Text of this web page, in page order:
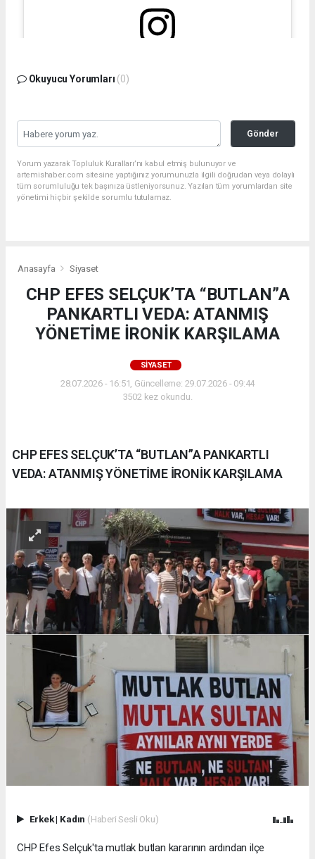
Okuyucu Yorumları (0)
Gönder
Yorum yazarak Topluluk Kuralları’nı kabul etmiş bulunuyor ve
artemishaber.com sitesine yaptığınız yorumunuzla ilgili doğrudan veya dolaylı
tüm sorumluluğu tek başınıza üstleniyorsunuz. Yazılan tüm yorumlardan site
yönetimi hiçbir şekilde sorumlu tutulamaz.
Anasayfa Siyaset
CHP EFES SELÇUK’TA “BUTLAN”A
PANKARTLI VEDA: ATANMIŞ
YÖNETİME İRONİK KARŞILAMA
SIYASET
28.07.2026 - 16:51, Güncelleme: 29.07.2026 - 09:44
3502 kez okundu.
CHP EFES SELÇUK’TA “BUTLAN”A PANKARTLI
VEDA: ATANMIŞ YÖNETİME İRONİK KARŞILAMA
Erkek| Kadın (Haberi Sesli Oku)
CHP Efes Selçuk'ta mutlak butlan kararının ardından ilçe